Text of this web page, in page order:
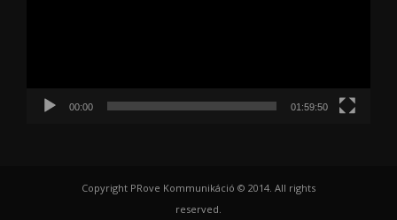
00:00 01:59:50
Copyright PRove Kommunikáció © 2014. All rights
reserved.